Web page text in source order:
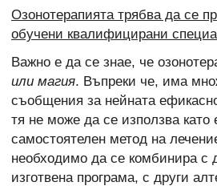
Озонотерапията трябва да се
обучени квалифицирани
Важно е да се знае, че
или магия. Въпреки че, има
съобщения за нейната
тя не може да се използва като
самостоятелен метод на
необходимо да се комбинира с
изготвена програма, с други